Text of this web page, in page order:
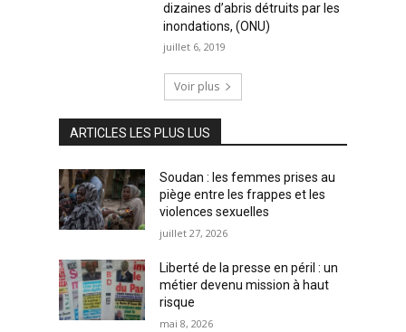
dizaines d’abris détruits par les
inondations, (ONU)
juillet 6, 2019
Voir plus
ARTICLES LES PLUS LUS
Soudan : les femmes prises au
piège entre les frappes et les
violences sexuelles
juillet 27, 2026
Liberté de la presse en péril : un
métier devenu mission à haut
risque
mai 8, 2026